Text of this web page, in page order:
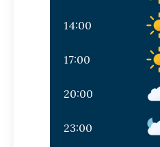
14:00
17:00
20:00
23:00